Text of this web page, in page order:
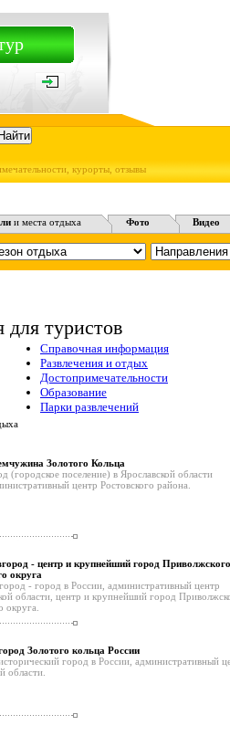
курорты, отзывы
и места отдыха Фото Видео
туристов
Справочная информация
Развлечения и отдых
Достопримечательности
Образование
Парки развлечений
Золотого Кольца
(городское поселение) в Ярославской области
центр Ростовского района.
- центр и крупнейший город Приволжского
округа
- город в России, административный центр
области, центр и крупнейший город
округа.
Золотого кольца России
город в России, административный
области.